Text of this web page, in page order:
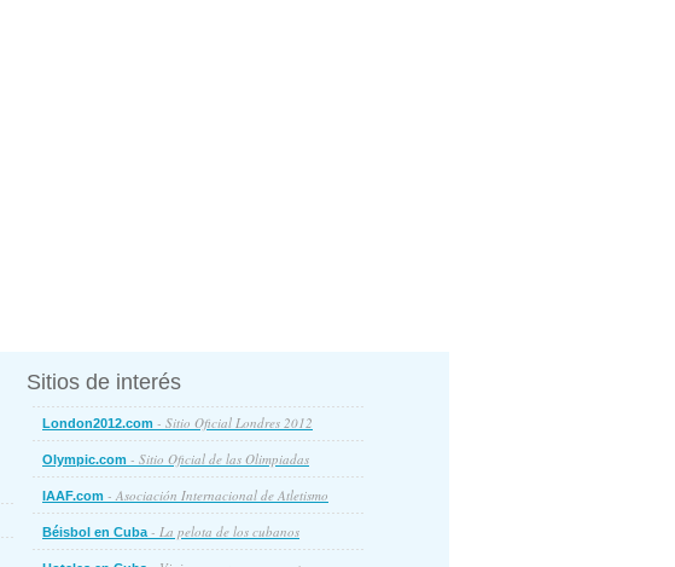
Sitios de interés
London2012.com - Sitio Oficial Londres 2012
Olympic.com - Sitio Oficial de las Olimpiadas
IAAF.com - Asociación Internacional de Atletismo
Béisbol en Cuba- La pelota de los cubanos